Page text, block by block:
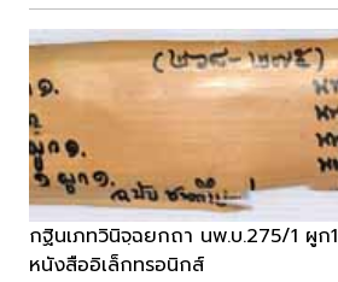
กฐินเภทวินิจฺฉยกถา นพ.บ.275/1 ผูก1
หนังสืออิเล็กทรอนิกส์